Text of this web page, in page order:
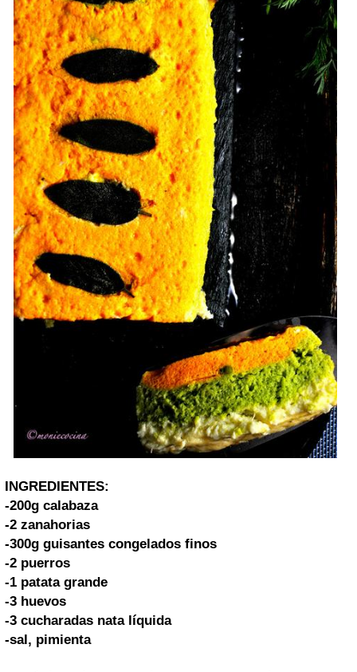
INGREDIENTES:
-200g calabaza
-2 zanahorias
-300g guisantes congelados finos
-2 puerros
-1 patata grande
-3 huevos
-3 cucharadas nata líquida
-sal, pimienta